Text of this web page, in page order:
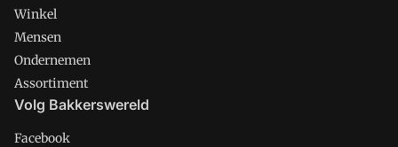
Winkel
Mensen
Ondernemen
Assortiment
Volg Bakkerswereld
Facebook